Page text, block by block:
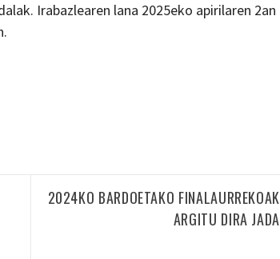
Irabazlearen lana 2025eko apirilaren 2an
2024KO BARDOETAKO FINALAURREKOAK
ARGITU DIRA JADA